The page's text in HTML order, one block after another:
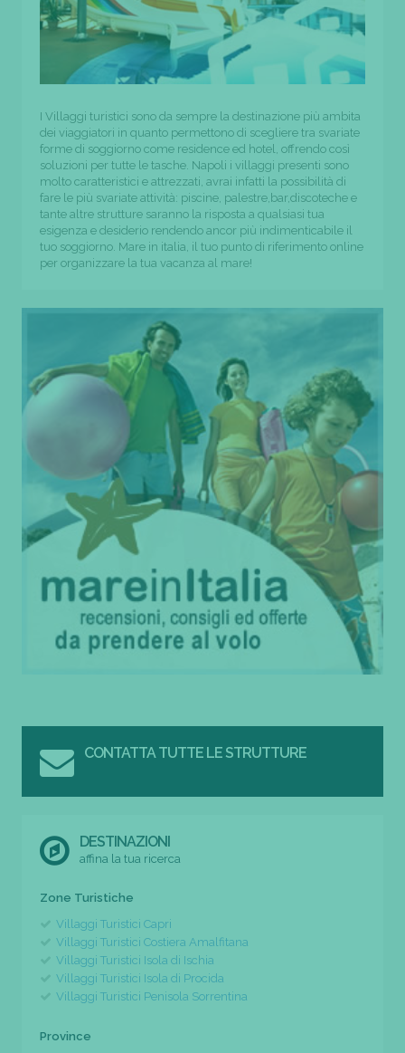
I Villaggi turistici sono da sempre la destinazione più ambita
dei viaggiatori in quanto permettono di scegliere tra svariate
forme di soggiorno come residence ed hotel, offrendo così
soluzioni per tutte le tasche. Napoli i villaggi presenti sono
molto caratteristici e attrezzati, avrai infatti la possibilità di
fare le più svariate attività: piscine, palestre,bar,discoteche e
tante altre strutture saranno la risposta a qualsiasi tua
esigenza e desiderio rendendo ancor più indimenticabile il
tuo soggiorno. Mare in italia, il tuo punto di riferimento online
per organizzare la tua vacanza al mare!
CONTATTA TUTTE LE STRUTTURE
DESTINAZIONI
affina la tua ricerca
Zone Turistiche
Villaggi Turistici Capri
Villaggi Turistici Costiera Amalfitana
Villaggi Turistici Isola di Ischia
Villaggi Turistici Isola di Procida
Villaggi Turistici Penisola Sorrentina
Province